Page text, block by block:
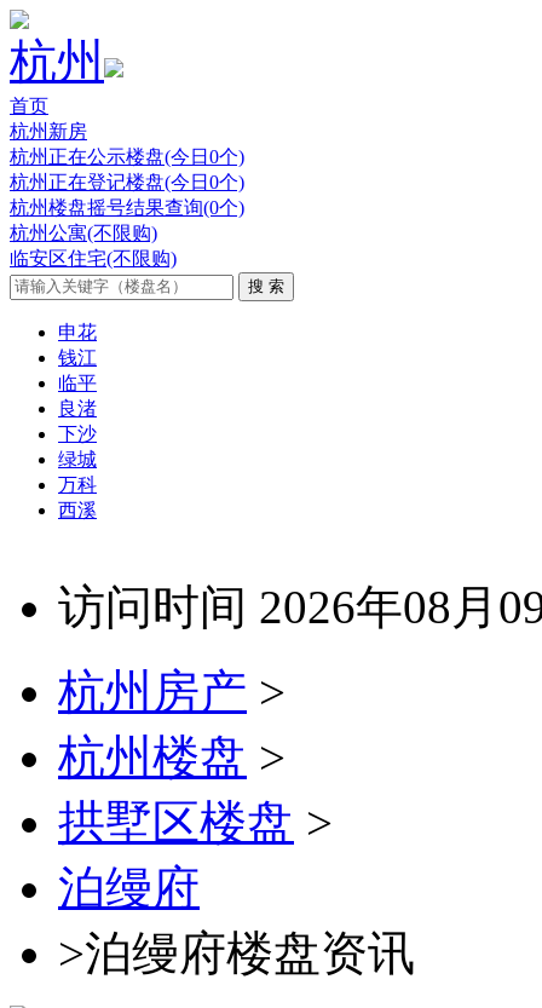
杭州
首页
杭州新房
杭州正在公示楼盘(今日0个)
杭州正在登记楼盘(今日0个)
杭州楼盘摇号结果查询(0个)
杭州公寓(不限购)
临安区住宅(不限购)
申花
钱江
临平
良渚
下沙
绿城
万科
西溪
访问时间 2026年08月
杭州房产 >
杭州楼盘 >
拱墅区楼盘 >
泊缦府
>泊缦府楼盘资讯